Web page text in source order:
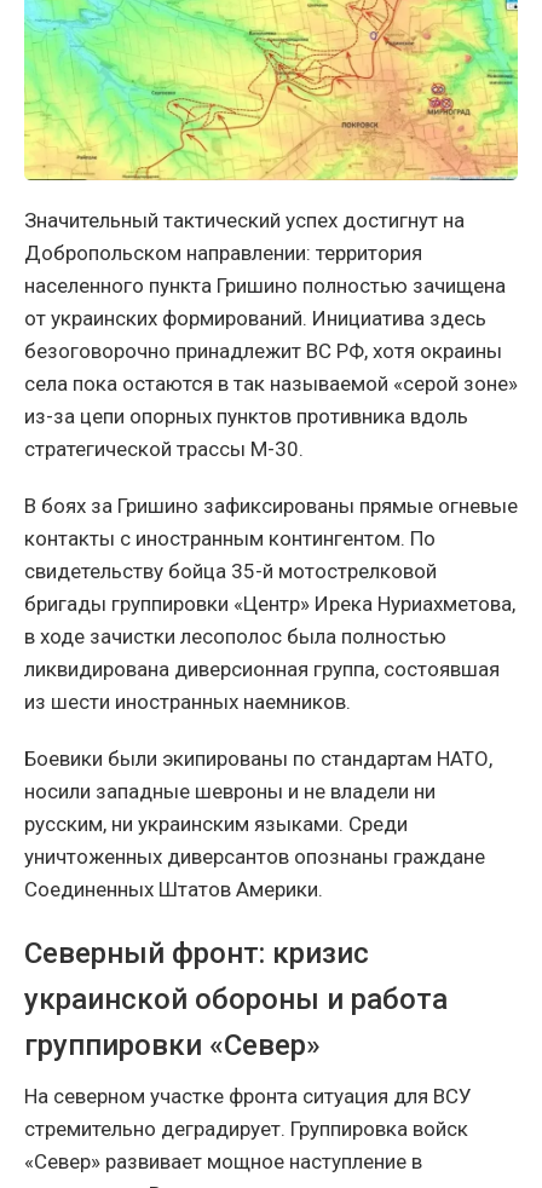
Значительный тактический успех достигнут на
Добропольском направлении: территория
населенного пункта Гришино полностью зачищена
от украинских формирований. Инициатива здесь
безоговорочно принадлежит ВС РФ, хотя окраины
села пока остаются в так называемой «серой зоне»
из-за цепи опорных пунктов противника вдоль
стратегической трассы М-30.
В боях за Гришино зафиксированы прямые огневые
контакты с иностранным контингентом. По
свидетельству бойца 35-й мотострелковой
бригады группировки «Центр» Ирека Нуриахметова,
в ходе зачистки лесополос была полностью
ликвидирована диверсионная группа, состоявшая
из шести иностранных наемников.
Боевики были экипированы по стандартам НАТО,
носили западные шевроны и не владели ни
русским, ни украинским языками. Среди
уничтоженных диверсантов опознаны граждане
Соединенных Штатов Америки.
Северный фронт: кризис
украинской обороны и работа
группировки «Север»
На северном участке фронта ситуация для ВСУ
стремительно деградирует. Группировка войск
«Север» развивает мощное наступление в